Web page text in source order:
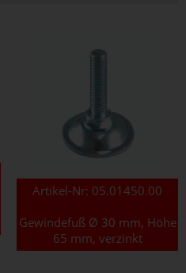
Artikel-Nr: 05.01450.00
Gewindefuß Ø 30 mm, Höhe
65 mm, verzinkt